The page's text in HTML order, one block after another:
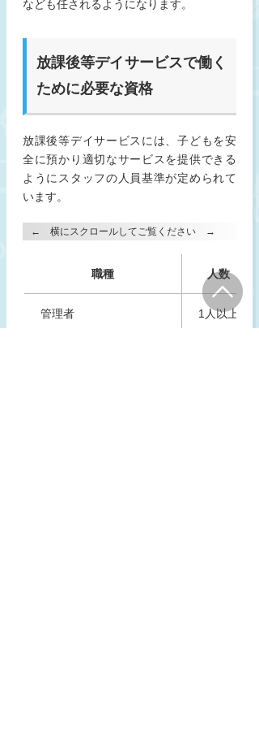
なども任されるようになります。
放課後等デイサービスで働く
ために必要な資格
放課後等デイサービスには、子どもを安
全に預かり適切なサービスを提供できる
ようにスタッフの人員基準が定められて
います。
職種 人数
管理者 1人以上